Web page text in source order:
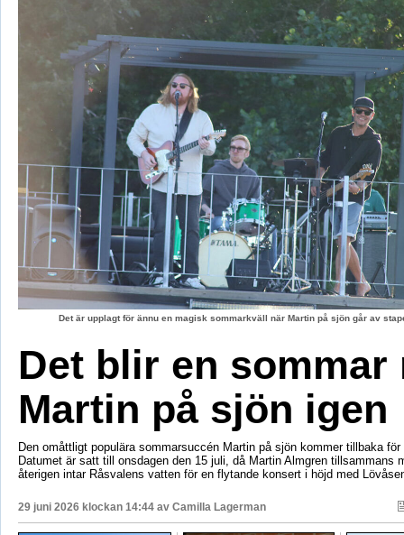
Det är upplagt för ännu en magisk sommarkväll när Martin på sjön går av
Det blir en sommar
Martin på sjön igen
Den omåttligt populära sommarsuccén Martin på sjön kommer tillbaka
Datumet är satt till onsdagen den 15 juli, då Martin Almgren tillsammans
återigen intar Råsvalens vatten för en flytande konsert i höjd med
29 juni 2026 klockan 14:44 av Camilla Lagerman